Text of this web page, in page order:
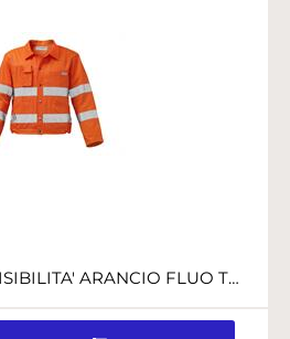
GIUBBETTO ALTA VISIBILITA' ARANCIO FLUO TG.L